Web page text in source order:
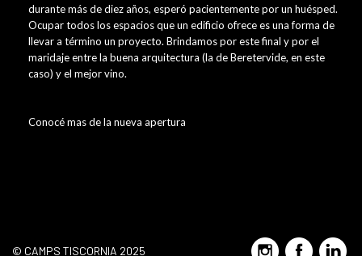
durante más de diez años, esperó pacientemente por un huésped.
Ocupar todos los espacios que un edificio ofrece es una forma de
llevar a término un proyecto. Brindamos por este final y por el
maridaje entre la buena arquitectura (la de Beretervide, en este
caso) y el mejor vino.
Conocé mas de la nueva apertura
© CAMPS TISCORNIA 2025